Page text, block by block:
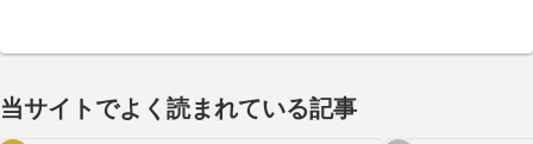
当サイトでよく読まれている記事